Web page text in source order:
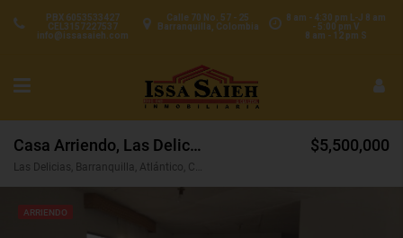
8 am - 4:30 pm L-J 8 am
- 5:00 pm V
8 am - 12 pm S
Calle 70 No. 57 - 25
Barranquilla, Colombia
PBX 6053533427
CEL3157227537
info@issasaieh.com
Casa Arriendo, Las Delicias, Barranquilla (31051)
Las Delicias, Barranquilla, Atlántico, Colombia
$5,500,000
ARRIENDO